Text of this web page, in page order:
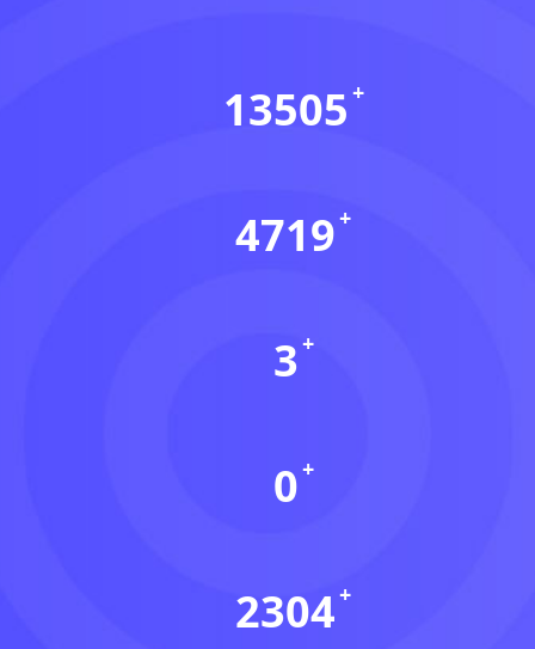
13505
4719
3
0
2304